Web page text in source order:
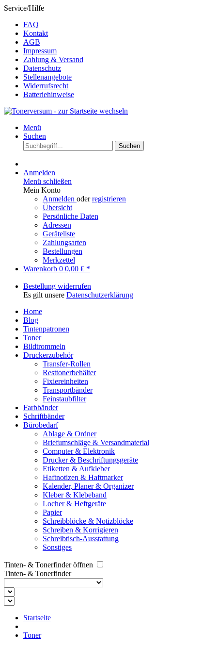
Service/Hilfe
FAQ
Kontakt
AGB
Impressum
Zahlung & Versand
Datenschutz
Stellenangebote
Widerrufsrecht
Batteriehinweise
Menü
Suchen
Suchen
Anmelden
Menü schließen
Mein Konto
Anmelden oderregistrieren
Übersicht
Persönliche Daten
Adressen
Geräteliste
Zahlungsarten
Bestellungen
Merkzettel
Warenkorb 0 0,00 € *
Bestellung widerrufen
Es gilt unsere Datenschutzerklärung
Home
Blog
Tintenpatronen
Toner
Bildtrommeln
Druckerzubehör
Transfer-Rollen
Resttonerbehälter
Fixiereinheiten
Transportbänder
Feinstaubfilter
Farbbänder
Schriftbänder
Bürobedarf
Ablage & Ordner
Briefumschläge & Versandmaterial
Computer & Elektronik
Drucker & Beschriftungsgeräte
Etiketten & Aufkleber
Haftnotizen & Haftmarker
Kalender, Planer & Organizer
Kleber & Klebeband
Locher & Heftgeräte
Papier
Schreibblöcke & Notizblöcke
Schreiben & Korrigieren
Schreibtisch-Ausstattung
Sonstiges
Tinten- & Tonerfinder öffnen
Tinten- & Tonerfinder
Startseite
Toner